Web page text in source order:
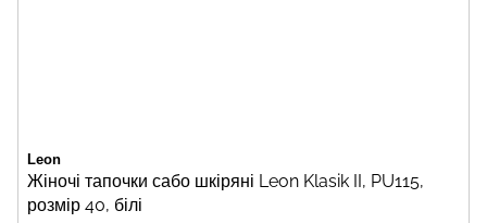
Leon
Жіночі тапочки сабо шкіряні Leon Klasik II, PU115,
розмір 40, білі